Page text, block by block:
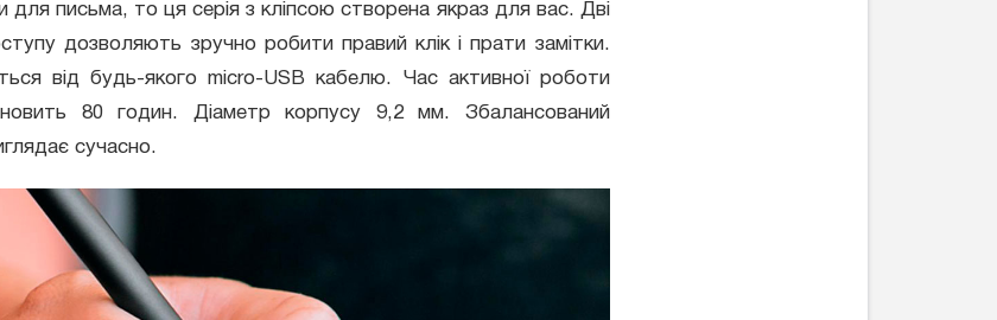
письма, то ця серія з кліпсою створена якраз для вас. Дві
дозволяють зручно робити правий клік і прати замітки.
від будь-якого micro-USB кабелю. Час активної роботи
80 годин. Діаметр корпусу 9,2 мм. Збалансований
сучасно.